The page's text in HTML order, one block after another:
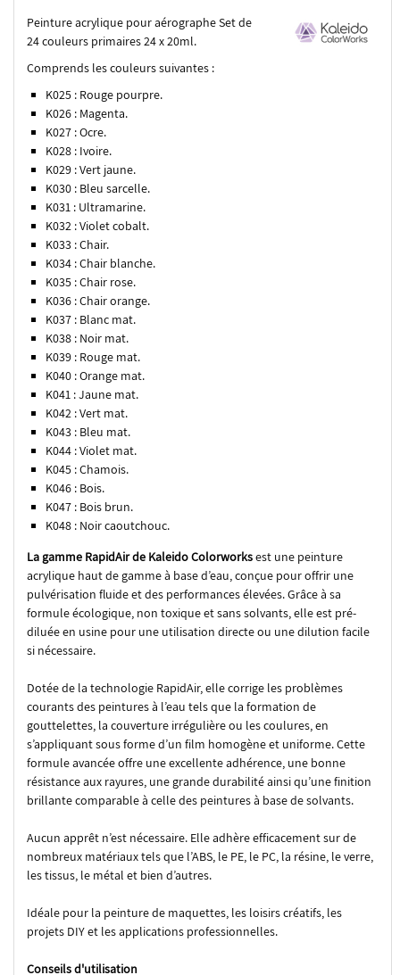
Peinture acrylique pour aérographe Set de
24 couleurs primaires 24 x 20ml.
Comprends les couleurs suivantes :
K025 : Rouge pourpre.
K026 : Magenta.
K027 : Ocre.
K028 : Ivoire.
K029 : Vert jaune.
K030 : Bleu sarcelle.
K031 : Ultramarine.
K032 : Violet cobalt.
K033 : Chair.
K034 : Chair blanche.
K035 : Chair rose.
K036 : Chair orange.
K037 : Blanc mat.
K038 : Noir mat.
K039 : Rouge mat.
K040 : Orange mat.
K041 : Jaune mat.
K042 : Vert mat.
K043 : Bleu mat.
K044 : Violet mat.
K045 : Chamois.
K046 : Bois.
K047 : Bois brun.
K048 : Noir caoutchouc.
La gamme RapidAir de Kaleido Colorworksest une peinture
acrylique haut de gamme à base d’eau, conçue pour offrir une
pulvérisation fluide et des performances élevées. Grâce à sa
formule écologique, non toxique et sans solvants, elle est pré-
diluée en usine pour une utilisation directe ou une dilution facile
si nécessaire.
Dotée de la technologie RapidAir, elle corrige les problèmes
courants des peintures à l’eau tels que la formation de
gouttelettes, la couverture irrégulière ou les coulures, en
s’appliquant sous forme d’un film homogène et uniforme. Cette
formule avancée offre une excellente adhérence, une bonne
résistance aux rayures, une grande durabilité ainsi qu’une finition
brillante comparable à celle des peintures à base de solvants.
Aucun apprêt n’est nécessaire. Elle adhère efficacement sur de
nombreux matériaux tels que l’ABS, le PE, le PC, la résine, le verre,
les tissus, le métal et bien d’autres.
Idéale pour la peinture de maquettes, les loisirs créatifs, les
projets DIY et les applications professionnelles.
Conseils d'utilisation